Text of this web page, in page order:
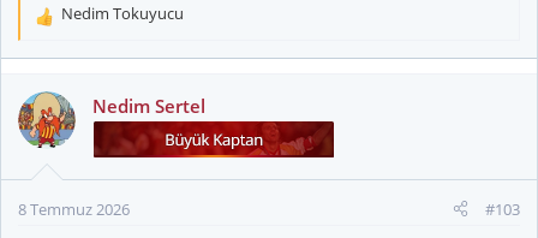
T
k
i
l
:
Nedim Tokuyucu
Nedim Sertel
8 Temmuz 2026 #103